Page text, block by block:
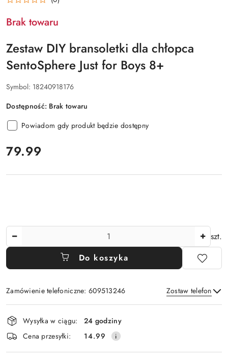
Brak towaru
Zestaw DIY bransoletki dla chłopca
SentoSphere Just for Boys 8+
Symbol: 18240918176
Dostępność: Brak towaru
Powiadom gdy produkt będzie dostępny
cena:
79.99
szt.
Do koszyka
Zamówienie telefoniczne: 609513246 Zostaw telefon
Wyślij
Dostępność
i
dostawa
Wysyłka w ciągu:
24 godziny
Cena przesyłki:
14.99